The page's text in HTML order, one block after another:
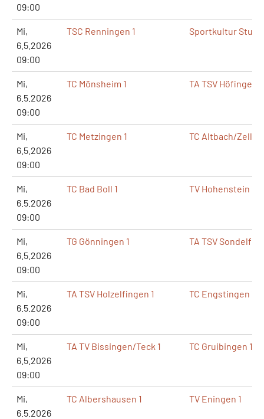
09:00
Mi,
6.5.2026
09:00
TSC Renningen 1 Sportkultur
Mi,
6.5.2026
09:00
TC Mönsheim 1 TA TSV Höfingen 1
Mi,
6.5.2026
09:00
TC Metzingen 1 TC Altbach/Zell 1
Mi,
6.5.2026
09:00
TC Bad Boll 1 TV Hohenstein 1
Mi,
6.5.2026
09:00
TG Gönningen 1 TA TSV
Mi,
6.5.2026
09:00
TA TSV Holzelfingen 1 TC Engstingen 1
Mi,
6.5.2026
09:00
TA TV Bissingen/Teck 1 TC Gruibingen 1
Mi,
6.5.2026
TC Albershausen 1 TV Eningen 1